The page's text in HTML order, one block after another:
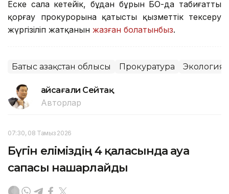
Еске сала кетейік, бұдан бұрын БҚО-да табиғатты
қорғау прокурорына қатысты қызметтік тексеру
жүргізіліп жатқанын жазған болатынбыз.
Батыс Қазақстан облысы Прокуратура Экология
Ғайсағали Сейтақ
Авторлар
07:30, 08 Тамыз 2026
Бүгін еліміздің 4 қаласында ауа
сапасы нашарлайды